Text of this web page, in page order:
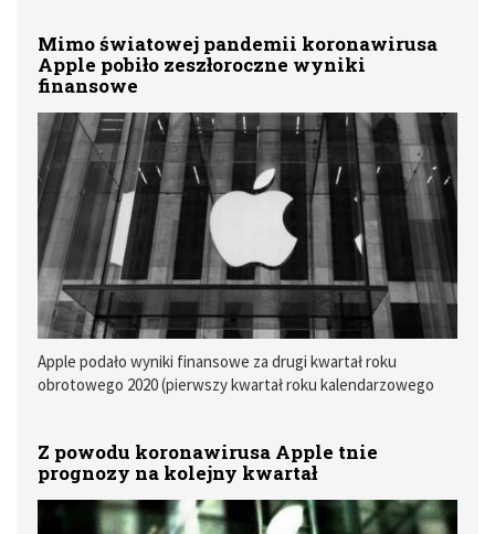
giełdy. Kurs Apple na piątkowej sesji wzrósł aż o 10% i sięgnął
kolejnych historycznych rekordów.
Mimo światowej pandemii koronawirusa
Apple pobiło zeszłoroczne wyniki
finansowe
Apple podało wyniki finansowe za drugi kwartał roku
obrotowego 2020 (pierwszy kwartał roku kalendarzowego
wyższe od zeszłorocznych o 0,5%. Były jednak
zdecydowanie niższe od prognoz spółki podanych pod
koniec zeszłego kwartału.
Z powodu koronawirusa Apple tnie
prognozy na kolejny kwartał